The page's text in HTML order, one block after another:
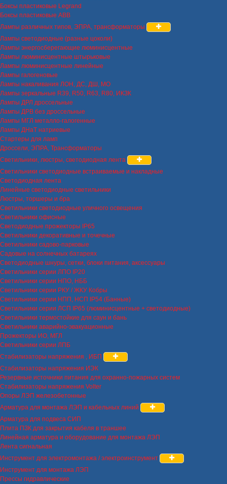
Боксы пластиковые Legrand
Боксы пластиковые ABB
Лампы различных типов, ЭПРА, трансформаторы
Лампы светодиодные (разные цоколи)
Лампы энергосберегающие люминисцентные
Лампы люминисцентные штырьковые
Лампы люминисцентные линейные
Лампы галогеновые
Лампы накаливания ЛОН, ДС, ДШ, МО
Лампы зеркальные R39, R50, R63, R80, ИКЗК
Лампы ДРЛ дроссельные
Лампы ДРВ без дроссельные
Лампы МГЛ металло-галогенные
Лампы ДНаТ натриевые
Стартеры для ламп
Дроссели, ЭПРА, Трансформаторы
Светильники, люстры, светодиодная лента
Светильники светодиодные встраиваемые и накладные
Светодиодная лента
Линейные светодиодные светильники
Люстры, торшеры и бра
Светильники светодиодные уличного освещения
Светильники офисные
Светодиодные прожекторы IP65
Светильники декоративные и точечные
Светильники садово-парковые
Садовые на солнечных батареях
Светодиодные шнуры, сетки, блоки питания, аксессуары
Светильники серии ЛПО IP20
Светильники серии НПО, НББ
Светильники серии РКУ / ЖКУ Кобры
Светильники серии НПП, НСП IP54 (Банные)
Светильники серии ЛСП IP65 (люминисцентные + светодиодные)
Светильники термостойкие для саун и бань
Светильники аварийно-эвакуационные
Прожекторы ИО, МГЛ
Светильники серии ЛПБ
Стабилизаторы напряжения , ИБП
Стабилизаторы напряжения ИЭК
Резервные источники питания для охранно-пожарных систем
Стабилизаторы напряжения Volter
Опоры ЛЭП железобетонные
Арматура для монтажа ЛЭП и кабельных линий
Арматура для подвеса СИП
Плита ПЗК для закрытия кабеля в траншее
Линейная арматура и оборудование для монтажа ЛЭП
Лента сигнальная
Инструмент для электромонтажа / электроинструмент
Инструмент для монтажа ЛЭП
Прессы гидравлические